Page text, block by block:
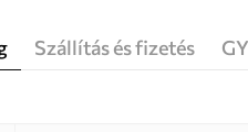
Szállítás és fizetés